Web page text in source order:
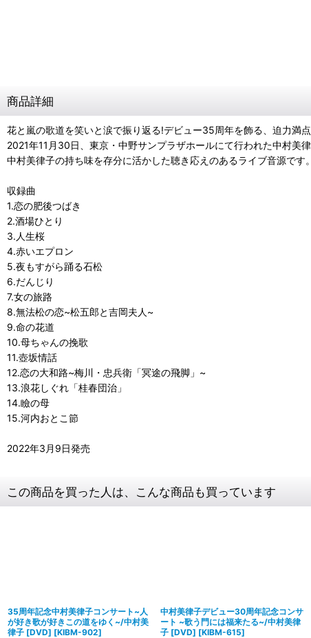
商品詳細
花と嵐の歌道を笑いと涙で振り返る!デビュー35周年を飾る、迫力満
2021年11月30日、東京・中野サンプラザホールにて行われた中村美
中村美律子の持ち味を存分に活かした聴き応えのあるライブ音源です。
収録曲
1.恋の肥後つばき
2.酒場ひとり
3.人生桜
4.赤いエプロン
5.夜もすがら踊る石松
6.だんじり
7.女の旅路
8.無法松の恋~松五郎と吉岡夫人~
9.命の花道
10.母ちゃんの挽歌
11.壺坂情話
12.恋の大和路~梅川・忠兵衛「冥途の飛脚」~
13.浪花しぐれ「桂春団治」
14.瞼の母
15.河内おとこ節
2022年3月9日発売
この商品を買った人は、こんな商品も買っています
35周年記念中村美律子コンサート~人
が好き歌が好きこの道をゆく~/中村美
律子 [DVD] [KIBM-902]
中村美律子デビュー30周年記念コンサ
ート ~歌う門には福来たる~/中村美律
子 [DVD] [KIBM-615]